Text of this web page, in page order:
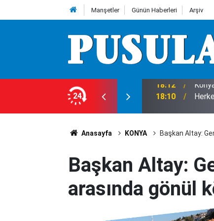
Manşetler Günün Haberleri Arşiv
24
Ağustos Cuma günü olup bitenler… 18:10
Anasayfa KONYA Başkan Altay:
Başkan Altay:
arasında gönül